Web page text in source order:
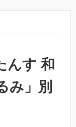
す 和
み」別